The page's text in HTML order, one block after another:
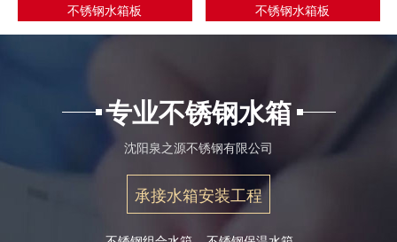
不锈钢水箱板 不锈钢水箱板
专业不锈钢水箱
沈阳泉之源不锈钢有限公司
承接水箱安装工程